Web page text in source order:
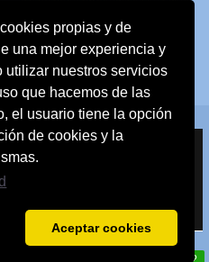
propias y de
una mejor experiencia y
utilizar nuestros servicios
que hacemos de las
el usuario tiene la opción
de cookies y la
Aceptar cookies